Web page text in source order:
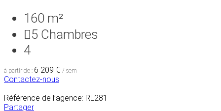
160 m²
5 Chambres
4
à partir de : 6 209 € / sem
Contactez-nous
Référence de l’agence: RL281
Partager